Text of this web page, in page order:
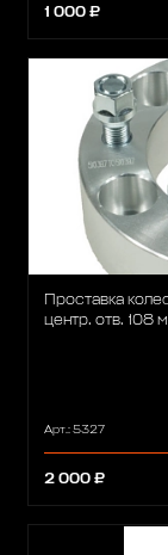
1 000 ₽
Проставка
центр. отв. 108
Арт.: 5327
2 000 ₽